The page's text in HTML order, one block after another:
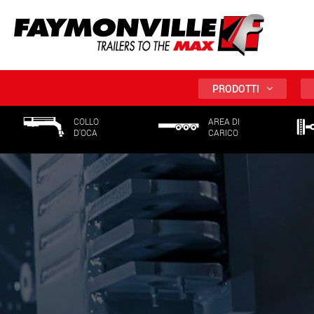
PRODOTTI
COLLO
D'OCA
AREA DI
CARICO